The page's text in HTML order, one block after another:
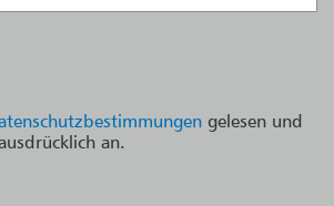
gelesen und
an.